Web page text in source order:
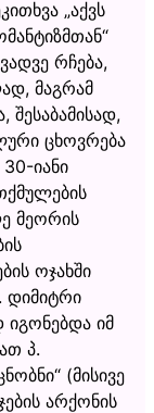
„აქვს
რჩება,
მაგრამ
შესაბამისად,
ცხოვრება
იანი
მეორის
ოჯახში
დიმიტრი
იგონებდა იმ
პ.
(მისივე
არქონის